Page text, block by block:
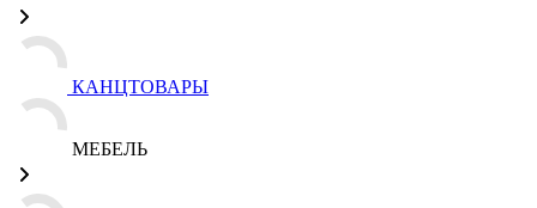
КАНЦТОВАРЫ
МЕБЕЛЬ